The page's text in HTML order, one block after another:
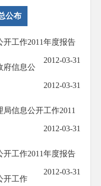
公布
工作2011年度报告
2012-03-31
府信息公
2012-03-31
信息公开工作2011
2012-03-31
工作2011年度报告
2012-03-31
开工作